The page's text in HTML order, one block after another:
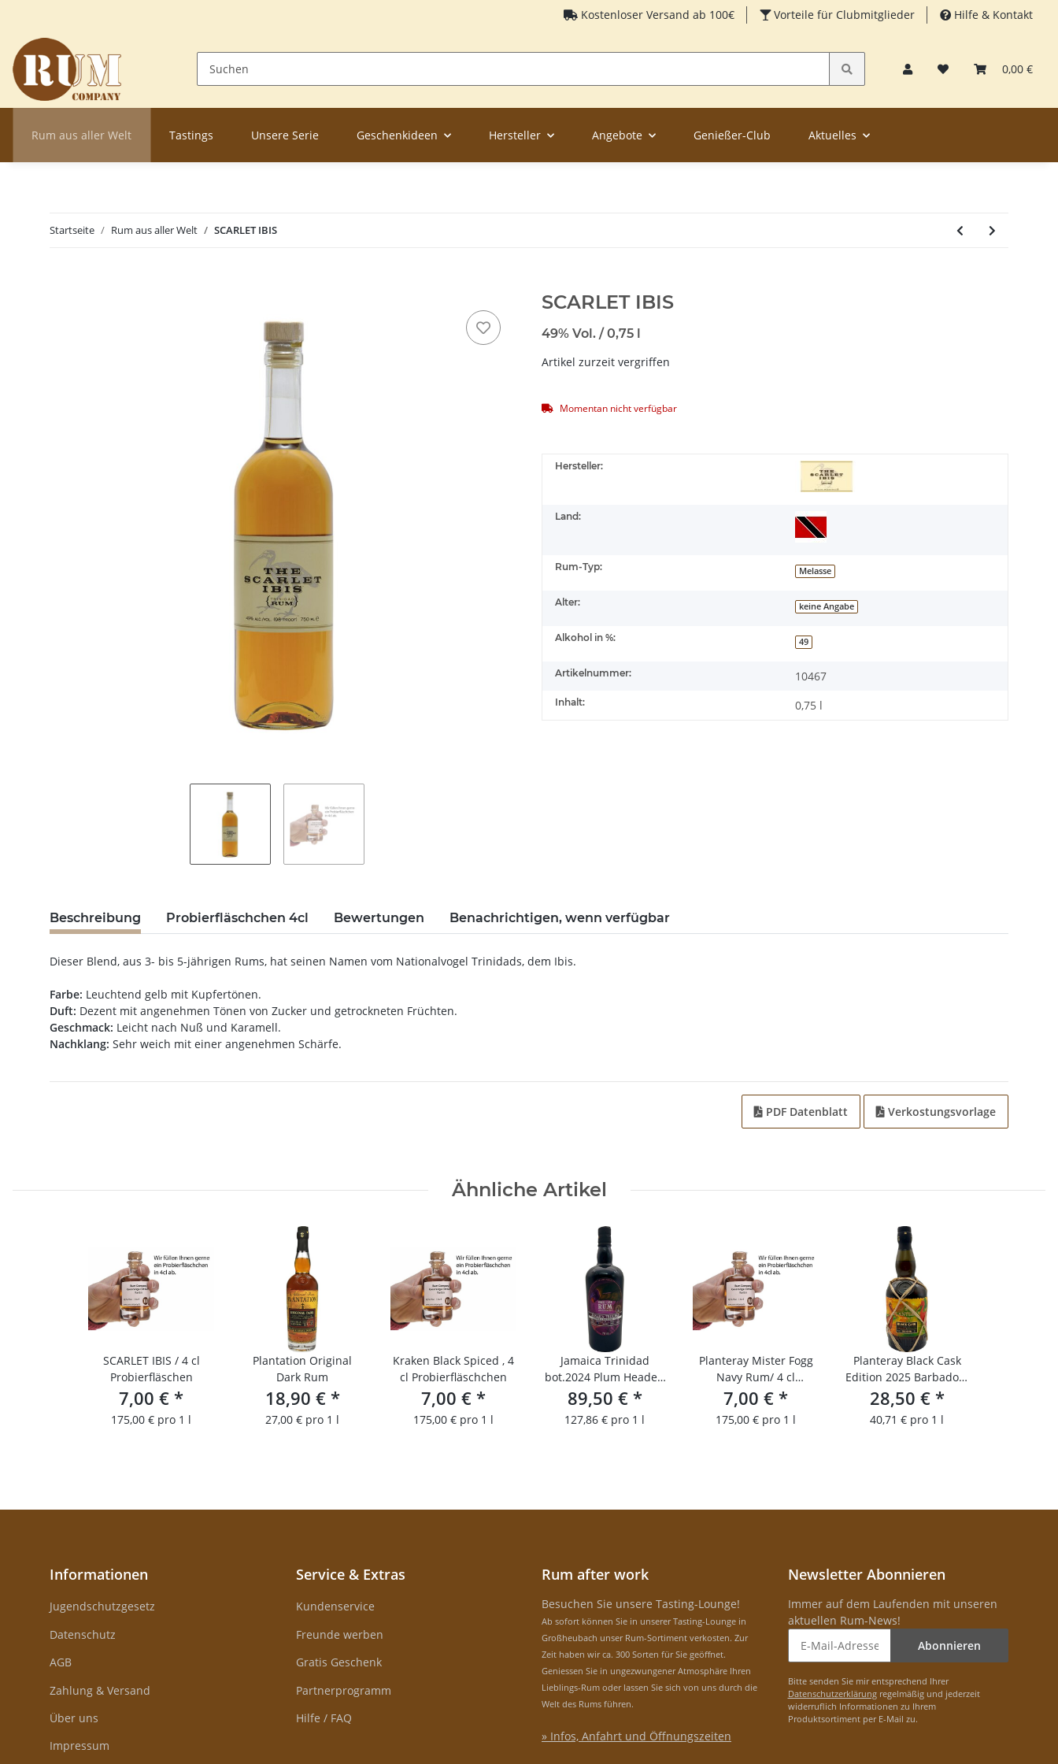
Kostenloser Versand ab 100€ Vorteile für Clubmitglieder Hilfe & Kontakt
0,00 €
Rum aus aller Welt Tastings Unsere Serie Geschenkideen Hersteller Angebote Genießer-Club Aktuelles
Startseite Rum aus aller Welt SCARLET IBIS
SCARLET IBIS
49% Vol. / 0,75 l
Artikel zurzeit vergriffen
Momentan nicht verfügbar
Hersteller:
Land:
Rum-Typ: Melasse
Alter: keine Angabe
Alkohol in %: 49
Artikelnummer: 10467
Inhalt: 0,75 l
Beschreibung Probierfläschchen 4cl Bewertungen Benachrichtigen, wenn verfügbar
Dieser Blend, aus 3- bis 5-jährigen Rums, hat seinen Namen vom Nationalvogel Trinidads, dem Ibis.
Farbe: Leuchtend gelb mit Kupfertönen.
Duft: Dezent mit angenehmen Tönen von Zucker und getrockneten Früchten.
Geschmack: Leicht nach Nuß und Karamell.
Nachklang: Sehr weich mit einer angenehmen Schärfe.
PDF Datenblatt Verkostungsvorlage
Ähnliche Artikel
SCARLET IBIS / 4 cl
Probierfläschen
7,00 € *
175,00 € pro 1 l
Plantation Original
Dark Rum
18,90 € *
27,00 € pro 1 l
Kraken Black Spiced , 4
cl Probierfläschchen
7,00 € *
175,00 € pro 1 l
Jamaica Trinidad
bot.2024 Plum Headed
The Parrots Collection
Limtited Edition
Blended Rum
89,50 € *
127,86 € pro 1 l
Planteray Mister Fogg
Navy Rum/ 4 cl
Probierfläschchen
7,00 € *
175,00 € pro 1 l
Planteray Black Cask
Edition 2025 Barbados-
Trinidad
28,50 € *
40,71 € pro 1 l
Informationen
Jugendschutzgesetz
Datenschutz
AGB
Zahlung & Versand
Über uns
Impressum
Service & Extras
Kundenservice
Freunde werben
Gratis Geschenk
Partnerprogramm
Hilfe / FAQ
Rum after work
Besuchen Sie unsere Tasting-Lounge!
Ab sofort können Sie in unserer Tasting-Lounge in
Großheubach unser Rum-Sortiment verkosten. Zur
Zeit haben wir ca. 300 Sorten für Sie geöffnet.
Geniessen Sie in ungezwungener Atmosphäre Ihren
Lieblings-Rum oder lassen Sie sich von uns durch die
Welt des Rums führen.
» Infos, Anfahrt und Öffnungszeiten
Newsletter Abonnieren
Immer auf dem Laufenden mit unseren
aktuellen Rum-News!
Abonnieren
Bitte senden Sie mir entsprechend Ihrer
Datenschutzerklärungregelmäßig und jederzeit
widerruflich Informationen zu Ihrem
Produktsortiment per E-Mail zu.